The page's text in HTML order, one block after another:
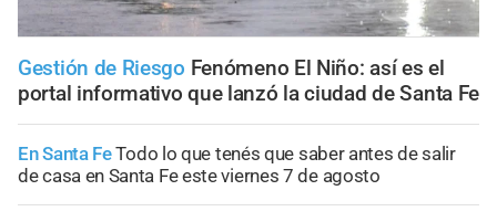
Gestión de Riesgo Fenómeno El Niño: así es el
portal informativo que lanzó la ciudad de Santa Fe
En Santa FeTodo lo que tenés que saber antes de salir
de casa en Santa Fe este viernes 7 de agosto